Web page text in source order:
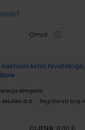
Omot
nastavni listići
Krmpotić
KNJIGA d.d. Registarski broj
8,00 €